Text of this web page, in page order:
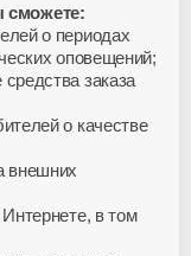
сможете:
о периодах
оповещений;
заказа
о качестве
внешних
в том